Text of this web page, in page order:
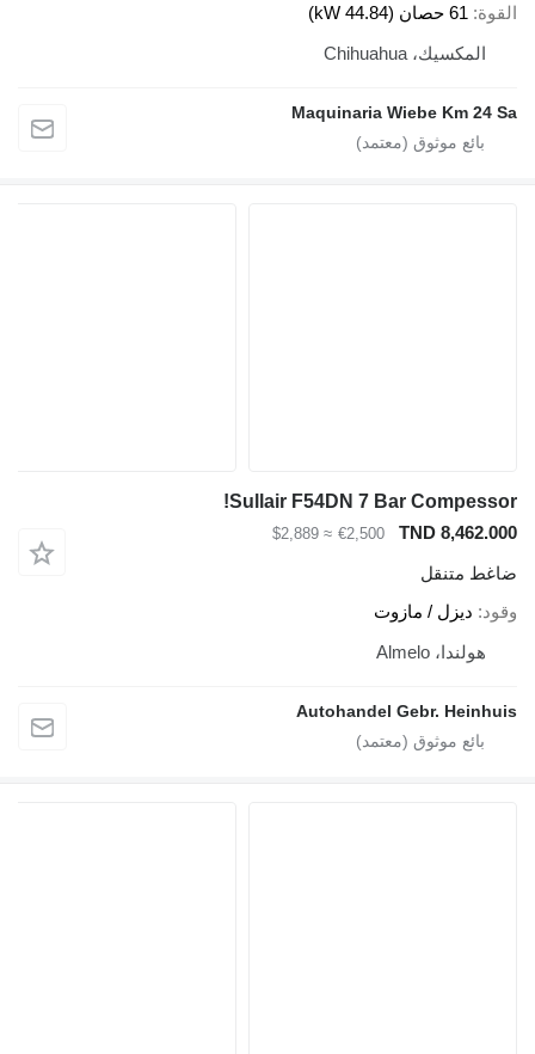
61 حصان (44.84 kW)
المكسيك، Chihuahua
Maquinaria Wiebe Km 24
Sullair F54DN 7 Bar
TND
€2,500
≈ $2,889
متنقل
ديزل / مازوت
هولندا، Almelo
Autohandel Gebr.